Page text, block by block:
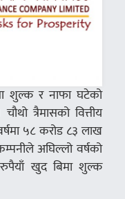
शुल्क र नाफा घटेको
त्रैमासको वित्तीय
५८ करोड ८३ लाख
अघिल्लो वर्षको
खुद बिमा शुल्क